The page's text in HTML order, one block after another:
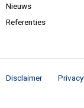
Nieuws
Referenties
Disclaimer